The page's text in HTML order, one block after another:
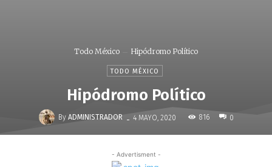
Todo México Hipódromo Político
TODO MÉXICO
Hipódromo Político
By ADMINISTRADOR - 4 MAYO, 2020 816 0
- Advertisment -